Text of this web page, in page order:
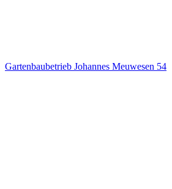
Gartenbaubetrieb Johannes Meuwesen 54